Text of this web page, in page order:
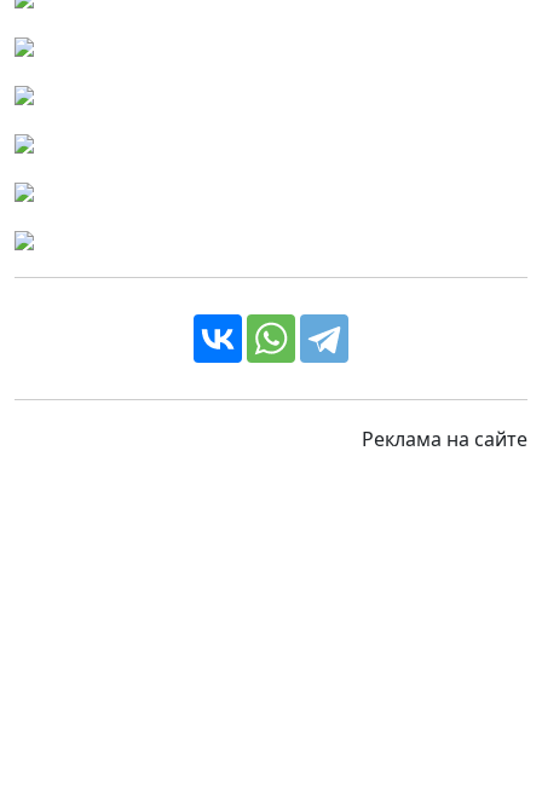
Реклама на сайте